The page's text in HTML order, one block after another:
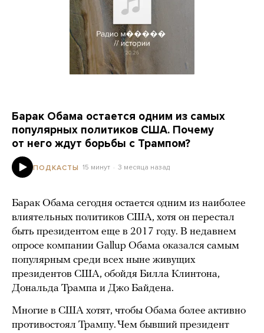
Барак Обама остается одним из самых
популярных политиков США. Почему
от него ждут борьбы с Трампом?
ПОДКАСТЫ 15 минут 3 месяца назад
Барак Обама сегодня остается одним из наиболее
влиятельных политиков США, хотя он перестал
быть президентом еще в 2017 году. В недавнем
опросе компании Gallup Обама оказался самым
популярным среди всех ныне живущих
президентов США, обойдя Билла Клинтона,
Дональда Трампа и Джо Байдена.
Многие в США хотят, чтобы Обама более активно
противостоял Трампу. Чем бывший президент